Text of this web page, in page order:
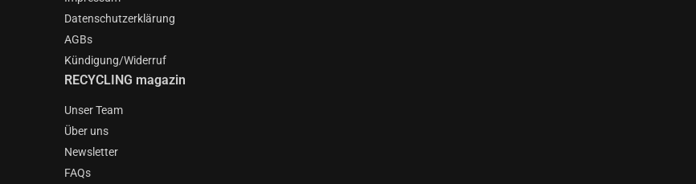
Datenschutzerklärung
AGBs
Kündigung/Widerruf
RECYCLING magazin
Unser Team
Über uns
Newsletter
FAQs